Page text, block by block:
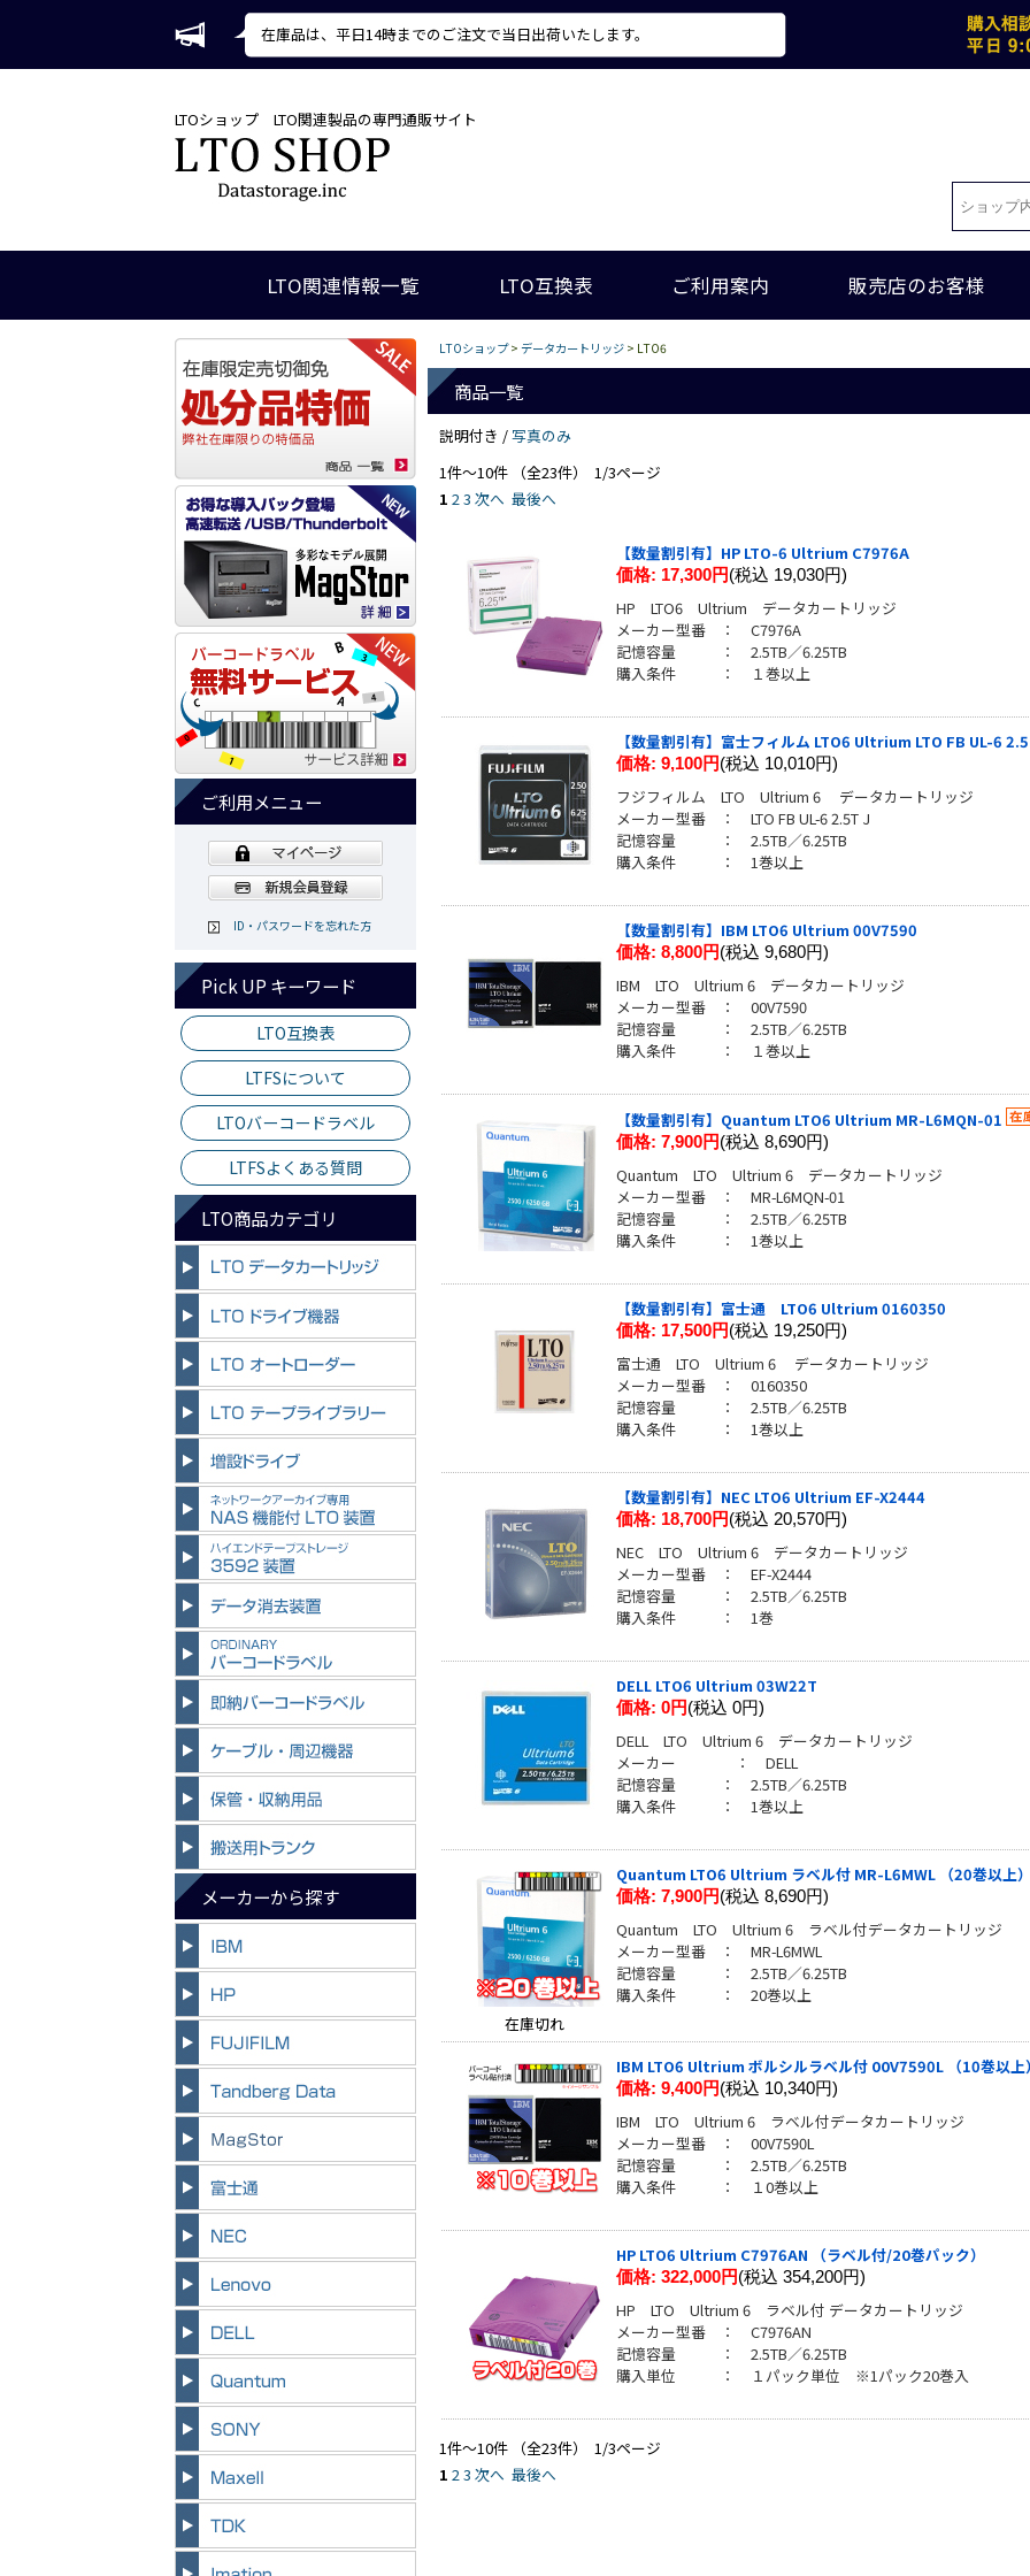
在庫品は、平日14時までのご注文で当日出荷いたします。
LTOショップ LTO関連製品の専門通販サイト
LTO関連情報一覧 LTO互換表 ご利用案内 販売店のお客様
ご利用メニュー
ID・パスワードを忘れた方
Pick UP キーワード
LTO互換表
LTFSについて
LTOバーコードラベル
LTFSよくある質問
LTO商品カテゴリ
メーカーから探す
LTOショップ> データカートリッジ > LTO6
商品一覧
説明付き /写真のみ
1件～10件 （全23件） 1/3ページ
1 23 次へ 最後へ
【数量割引有】HP LTO-6 Ultrium C7976A
価格: 17,300円(税込 19,030円)
HP LTO6 Ultrium データカートリッジ
メーカー型番 ： C7976A
記憶容量 ： 2.5TB／6.25TB
購入条件 ： １巻以上
【数量割引有】富士フィルム LTO6 Ultrium LTO FB UL-6
価格: 9,100円(税込 10,010円)
フジフィルム LTO Ultrium 6 データカートリッジ
メーカー型番 ： LTO FB UL-6 2.5T J
記憶容量 ： 2.5TB／6.25TB
購入条件 ： 1巻以上
【数量割引有】IBM LTO6 Ultrium 00V7590
価格: 8,800円(税込 9,680円)
IBM LTO Ultrium 6 データカートリッジ
メーカー型番 ： 00V7590
記憶容量 ： 2.5TB／6.25TB
購入条件 ： １巻以上
【数量割引有】Quantum LTO6 Ultrium MR-L6MQN-01
価格: 7,900円(税込 8,690円)
Quantum LTO Ultrium 6 データカートリッジ
メーカー型番 ： MR-L6MQN-01
記憶容量 ： 2.5TB／6.25TB
購入条件 ： 1巻以上
【数量割引有】富士通 LTO6 Ultrium 0160350
価格: 17,500円(税込 19,250円)
富士通 LTO Ultrium 6 データカートリッジ
メーカー型番 ： 0160350
記憶容量 ： 2.5TB／6.25TB
購入条件 ： 1巻以上
【数量割引有】NEC LTO6 Ultrium EF-X2444
価格: 18,700円(税込 20,570円)
NEC LTO Ultrium 6 データカートリッジ
メーカー型番 ： EF-X2444
記憶容量 ： 2.5TB／6.25TB
購入条件 ： 1巻
DELL LTO6 Ultrium 03W22T
価格: 0円(税込 0円)
DELL LTO Ultrium 6 データカートリッジ
メーカー ： DELL
記憶容量 ： 2.5TB／6.25TB
購入条件 ： 1巻以上
在庫切れ
Quantum LTO6 Ultrium ラベル付 MR-L6MWL （20巻以上
価格: 7,900円(税込 8,690円)
Quantum LTO Ultrium 6 ラベル付データカートリッジ
メーカー型番 ： MR-L6MWL
記憶容量 ： 2.5TB／6.25TB
購入条件 ： 20巻以上
IBM LTO6 Ultrium ボルシルラベル付 00V7590L （10巻以上
価格: 9,400円(税込 10,340円)
IBM LTO Ultrium 6 ラベル付データカートリッジ
メーカー型番 ： 00V7590L
記憶容量 ： 2.5TB／6.25TB
購入条件 ： １0巻以上
HP LTO6 Ultrium C7976AN （ラベル付/20巻パック）
価格: 322,000円(税込 354,200円)
HP LTO Ultrium 6 ラベル付 データカートリッジ
メーカー型番 ： C7976AN
記憶容量 ： 2.5TB／6.25TB
購入単位 ： １パック単位 ※1パック20巻入
1件～10件 （全23件） 1/3ページ
1 23 次へ 最後へ